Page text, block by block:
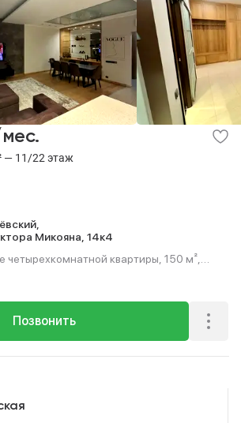
— 11/22 этаж
Микояна, 14к4
четырехкомнатной квартиры, 150 м²,
Позвонить